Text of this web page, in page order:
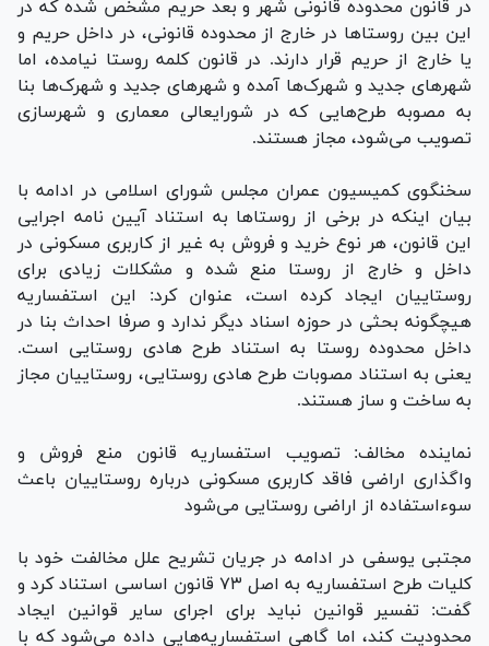
در قانون محدوده قانونی شهر و بعد حریم مشخص شده که در
این بین روستا‌ها در خارج از محدوده قانونی، در داخل حریم و
یا خارج از حریم قرار دارند. در قانون کلمه روستا نیامده، اما
شهر‌های جدید و شهرک‌ها آمده و شهر‌های جدید و شهرک‌ها بنا
به مصوبه طرح‌هایی که در شورایعالی معماری و شهرسازی
تصویب می‌شود، مجاز هستند.
سخنگوی کمیسیون عمران مجلس شورای اسلامی در ادامه با
بیان اینکه در برخی از روستا‌ها به استناد آیین نامه اجرایی
این قانون، هر نوع خرید و فروش به غیر از کاربری مسکونی در
داخل و خارج از روستا منع شده و مشکلات زیادی برای
روستاییان ایجاد کرده است، عنوان کرد: این استفساریه
هیچگونه بحثی در حوزه اسناد دیگر ندارد و صرفا احداث بنا در
داخل محدوده روستا به استناد طرح هادی روستایی است.
یعنی به استناد مصوبات طرح هادی روستایی، روستاییان مجاز
به ساخت و ساز هستند.
نماینده مخالف: تصویب استفساریه قانون منع فروش و
واگذاری اراضی فاقد کاربری مسکونی درباره روستاییان باعث
سوءاستفاده از اراضی روستایی می‌شود
مجتبی یوسفی در ادامه در جریان تشریح علل مخالفت خود با
کلیات طرح استفساریه به اصل ۷۳ قانون اساسی استناد کرد و
گفت: تفسیر قوانین نباید برای اجرای سایر قوانین ایجاد
محدودیت کند، اما گاهی استفساریه‌هایی داده می‌شود که با